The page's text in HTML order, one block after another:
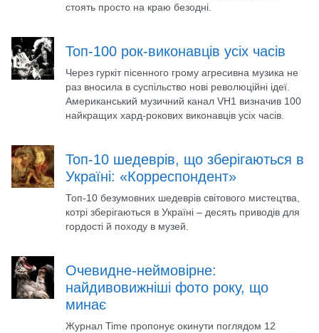
стоять просто на краю безодні.
Топ-100 рок-виконавців усіх часів
Через гуркіт пісенного грому агресивна музика не
раз вносила в суспільство нові революційні ідеї.
Американський музичний канал VH1 визначив 100
найкращих хард-рокових виконавців усіх часів.
Топ-10 шедеврів, що зберігаються в
Україні: «Корреспондент»
Топ-10 безумовних шедеврів світового мистецтва,
котрі зберігаються в Україні – десять приводів для
гордості й походу в музей.
Очевидне-неймовірне:
найдивовижніші фото року, що
минає
Журнал Time пропонує окинути поглядом 12